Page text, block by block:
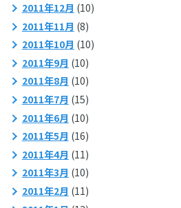
2011年12月 (10)
2011年11月 (8)
2011年10月 (10)
2011年9月 (10)
2011年8月 (10)
2011年7月 (15)
2011年6月 (10)
2011年5月 (16)
2011年4月 (11)
2011年3月 (10)
2011年2月 (11)